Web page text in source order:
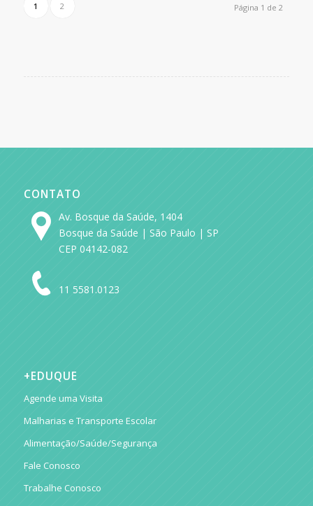
Página 1 de 2
1 2
CONTATO
Av. Bosque da Saúde, 1404
Bosque da Saúde | São Paulo | SP
CEP 04142-082
11 5581.0123
+EDUQUE
Agende uma Visita
Malharias e Transporte Escolar
Alimentação/Saúde/Segurança
Fale Conosco
Trabalhe Conosco